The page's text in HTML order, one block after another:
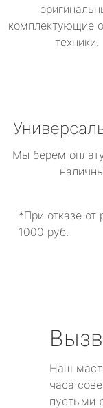
комплектующие
техники.
Мы берем
*При отказе от
1000 руб.
Наш
часа
пустыми